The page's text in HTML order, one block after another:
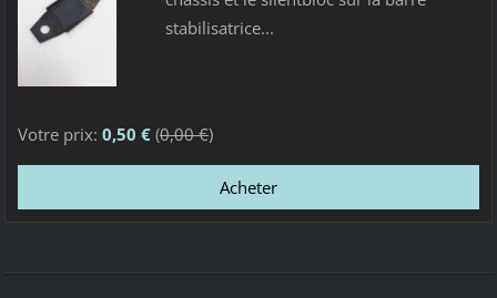
stabilisatrice...
Votre prix: 0,50 €(0,00 €)